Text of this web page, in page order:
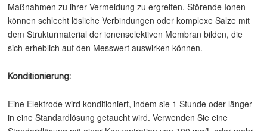
Maßnahmen zu ihrer Vermeidung zu ergreifen. Störende Ionen
können schlecht lösliche Verbindungen oder komplexe Salze mit
dem Strukturmaterial der ionenselektiven Membran bilden, die
sich erheblich auf den Messwert auswirken können.
Konditionierung:
Eine Elektrode wird konditioniert, indem sie 1 Stunde oder länger
in eine Standardlösung getaucht wird. Verwenden Sie eine